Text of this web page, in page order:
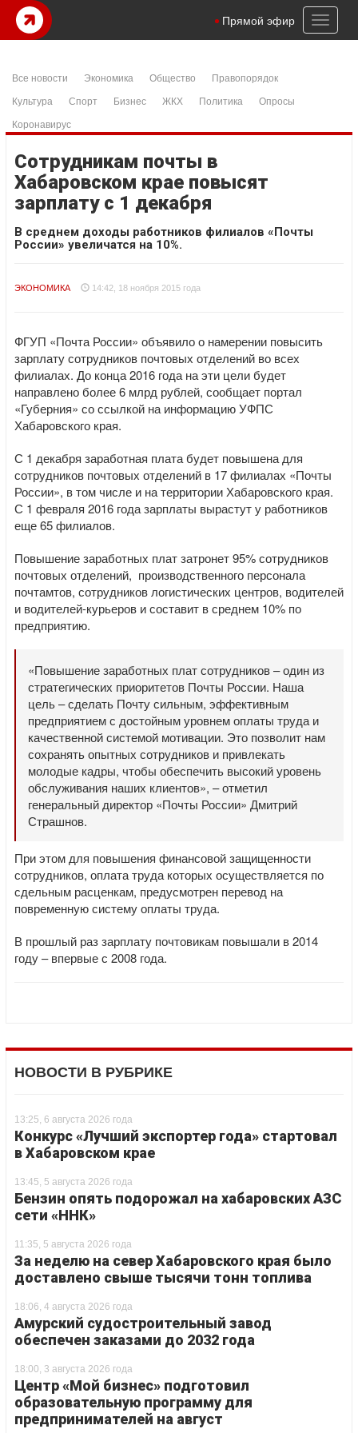
Toggle
Прямой эфир
Все новости Экономика Общество
Правопорядок
Культура
Спорт Бизнес ЖКХ Политика
Опросы
Коронавирус
Сотрудникам почты в
Хабаровском крае повысят
зарплату с 1 декабря
В среднем доходы работников филиалов «Почты
России» увеличатся на 10%.
ЭКОНОМИКА 14:42, 18 ноября 2015 года
ФГУП «Почта России» объявило о намерении повысить
зарплату сотрудников почтовых отделений во всех
филиалах. До конца 2016 года на эти цели будет
направлено более 6 млрд рублей, сообщает портал
«Губерния» со ссылкой на информацию УФПС
Хабаровского края.
С 1 декабря заработная плата будет повышена для
сотрудников почтовых отделений в 17 филиалах «Почты
России», в том числе и на территории Хабаровского края.
С 1 февраля 2016 года зарплаты вырастут у работников
еще 65 филиалов.
Повышение заработных плат затронет 95% сотрудников
почтовых отделений, производственного персонала
почтамтов, сотрудников логистических центров, водителей
и водителей-курьеров и составит в среднем 10% по
предприятию.
«Повышение заработных плат сотрудников – один из
стратегических приоритетов Почты России. Наша
цель – сделать Почту сильным, эффективным
предприятием с достойным уровнем оплаты труда и
качественной системой мотивации. Это позволит нам
сохранять опытных сотрудников и привлекать
молодые кадры, чтобы обеспечить высокий уровень
обслуживания наших клиентов», – отметил
генеральный директор «Почты России» Дмитрий
Страшнов.
При этом для повышения финансовой защищенности
сотрудников, оплата труда которых осуществляется по
сдельным расценкам, предусмотрен перевод на
повременную систему оплаты труда.
В прошлый раз зарплату почтовикам повышали в 2014
году – впервые с 2008 года.
НОВОСТИ В РУБРИКЕ
13:25, 6 августа 2026 года
Конкурс «Лучший экспортер года» стартовал
в Хабаровском крае
13:45, 5 августа 2026 года
Бензин опять подорожал на хабаровских АЗС
сети «ННК»
11:35, 5 августа 2026 года
За неделю на север Хабаровского края было
доставлено свыше тысячи тонн топлива
18:06, 4 августа 2026 года
Амурский судостроительный завод
обеспечен заказами до 2032 года
18:00, 3 августа 2026 года
Центр «Мой бизнес» подготовил
образовательную программу для
предпринимателей на август